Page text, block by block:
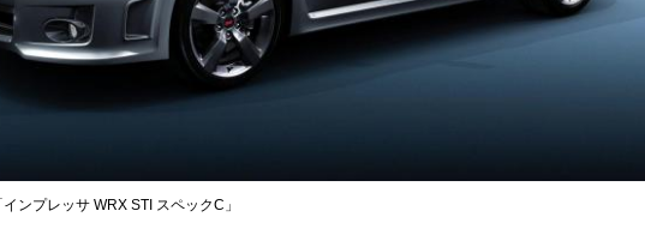
ンプレッサ WRX STI スペックC」